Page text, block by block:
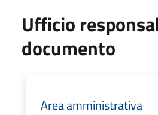
Ufficio
documento
Area amministrativa